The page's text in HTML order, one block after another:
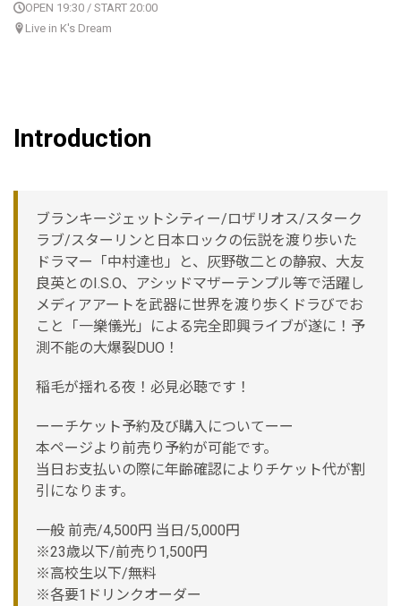
OPEN 19:30 / START 20:00
Live in K's Dream
Introduction
ブランキージェットシティー/ロザリオス/スターク
ラブ/スターリンと日本ロックの伝説を渡り歩いた
ドラマー「中村達也」と、灰野敬二との静寂、大友
良英とのI.S.O、アシッドマザーテンプル等で活躍し
メディアアートを武器に世界を渡り歩くドラびでお
こと「一樂儀光」による完全即興ライブが遂に！予
測不能の大爆裂DUO！
稲毛が揺れる夜！必見必聴です！
ーーチケット予約及び購入についてーー
本ページより前売り予約が可能です。
当日お支払いの際に年齢確認によりチケット代が割
引になります。
一般 前売/4,500円 当日/5,000円
※23歳以下/前売り1,500円
※高校生以下/無料
※各要1ドリンクオーダー